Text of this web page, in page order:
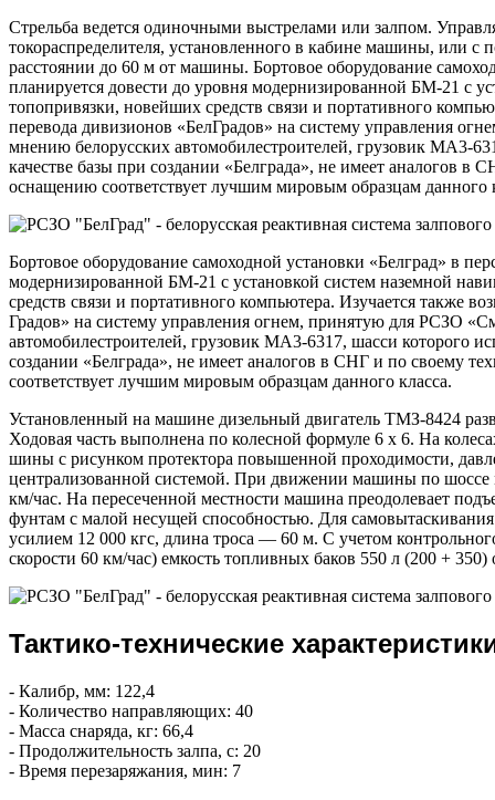
Стрельба ведется одиночными выстрелами или залпом.
токораспределителя, установленного в кабине машины, или
расстоянии до 60 м от машины. Бортовое оборудование
планируется довести до уровня модернизированной БМ-21 с
топопривязки, новейших средств связи и портативного
перевода дивизионов «БелГрадов» на систему управления
мнению белорусских автомобилестроителей, грузовик MA3-
качестве базы при создании «Белграда», не имеет аналогов
оснащению соответствует лучшим мировым образцам данного
Бортовое оборудование самоходной установки «Белград» в
модернизированной БМ-21 с установкой систем наземной
средств связи и портативного компьютера. Изучается также
Градов» на систему управления огнем, принятую для РСЗО
автомобилестроителей, грузовик MA3-6317, шасси которого
создании «Белграда», не имеет аналогов в СНГ и по своему
соответствует лучшим мировым образцам данного класса.
Установленный на машине дизельный двигатель ТМЗ-8424
Ходовая часть выполнена по колесной формуле 6 х 6. На
шины с рисунком протектора повышенной проходимости,
централизованной системой. При движении машины по шоссе
км/час. На пересеченной местности машина преодолевает
фунтам с малой несущей способностью. Для
усилием 12 000 кгс, длина троса — 60 м. С учетом
скорости 60 км/час) емкость топливных баков 550 л (200 + 350)
Тактико-технические
- Калибр, мм: 122,4
- Количество направляющих: 40
- Масса снаряда, кг: 66,4
- Продолжительность залпа, с: 20
- Время перезаряжания, мин: 7